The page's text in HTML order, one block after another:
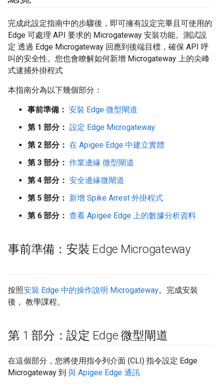
完成此設定指南中的步驟後，即可擁有設定完畢且可使用的
Edge 可處理 API 要求的 Microgateway 安裝功能。測試設
定 透過 Edge Microgateway 回應到後端目標，確保 API 呼
叫的安全性。您也會瞭解如何新增 Microgateway 上的尖峰
式逮捕外掛程式
本指南分為以下幾個部分：
事前準備： 安裝 Edge 微型閘道
第 1 部分： 設定 Edge Microgateway
第 2 部分： 在 Apigee Edge 中建立實體
第 3 部分： 作業邊緣 微型閘道
第 4 部分： 安全邊緣微閘道
第 5 部分： 新增 Spike Arrest 外掛程式
第 6 部分： 查看 Apigee Edge 上的數據分析資料
事前準備：安裝 Edge Microgateway
按照安裝 Edge 中的操作說明 Microgateway。完成安裝
後， 教學課程。
第 1 部分：設定 Edge 微型閘道
在這個部分，您將使用指令列介面 (CLI) 指令設定 Edge
Microgateway 到 與 Apigee Edge 通訊